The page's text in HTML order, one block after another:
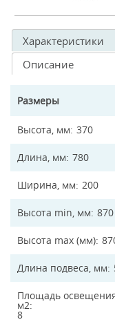
Характеристики
Описание
Размеры
Высота, мм 370
Длина, мм 780
Ширина, мм 200
Высота min, мм 870
Высота max (мм)
Длина подвеса, мм
Площадь
м2
8